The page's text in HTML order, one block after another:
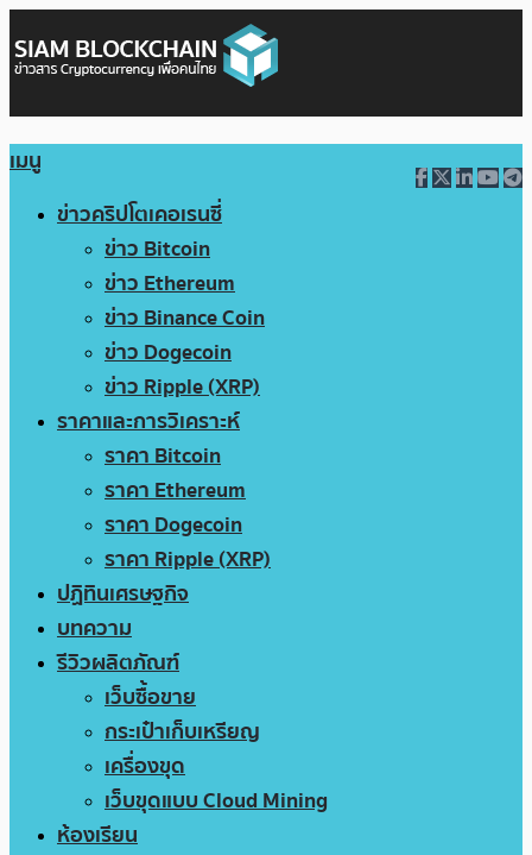
เมนู
ข่าวคริปโตเคอเรนซี่
ข่าว Bitcoin
ข่าว Ethereum
ข่าว Binance Coin
ข่าว Dogecoin
ข่าว Ripple (XRP)
ราคาและการวิเคราะห์
ราคา Bitcoin
ราคา Ethereum
ราคา Dogecoin
ราคา Ripple (XRP)
ปฏิทินเศรษฐกิจ
บทความ
รีวิวผลิตภัณฑ์
เว็บซื้อขาย
กระเป๋าเก็บเหรียญ
เครื่องขุด
เว็บขุดแบบ Cloud Mining
ห้องเรียน